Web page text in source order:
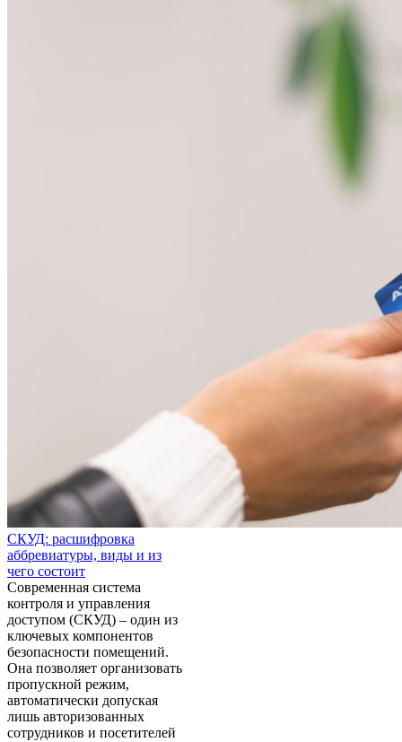
СКУД: расшифровка
аббревиатуры, виды и из
чего состоит
Современная система
контроля и управления
доступом (СКУД) – один из
ключевых компонентов
безопасности помещений.
Она позволяет организовать
пропускной режим,
автоматически допуская
лишь авторизованных
сотрудников и посетителей